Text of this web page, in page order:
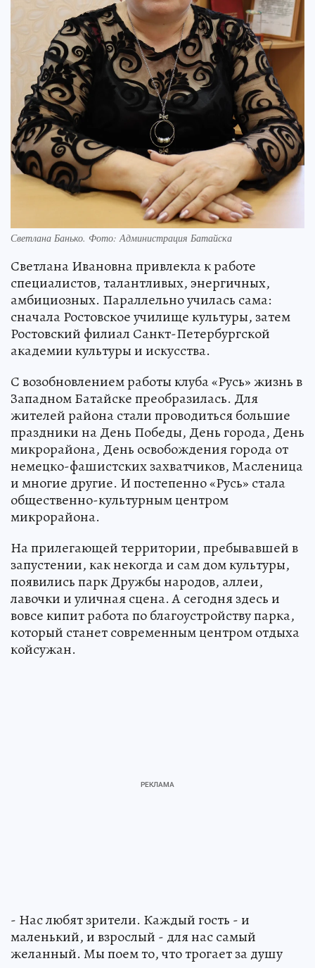
Светлана Банько. Фото: Администрация Батайска
Светлана Ивановна привлекла к работе
специалистов, талантливых, энергичных,
амбициозных. Параллельно училась сама:
сначала Ростовское училище культуры, затем
Ростовский филиал Санкт-Петербургской
академии культуры и искусства.
С возобновлением работы клуба «Русь» жизнь в
Западном Батайске преобразилась. Для
жителей района стали проводиться большие
праздники на День Победы, День города, День
микрорайона, День освобождения города от
немецко-фашистских захватчиков, Масленица
и многие другие. И постепенно «Русь» стала
общественно-культурным центром
микрорайона.
На прилегающей территории, пребывавшей в
запустении, как некогда и сам дом культуры,
появились парк Дружбы народов, аллеи,
лавочки и уличная сцена. А сегодня здесь и
вовсе кипит работа по благоустройству парка,
который станет современным центром отдыха
койсужан.
- Нас любят зрители. Каждый гость - и
маленький, и взрослый - для нас самый
желанный. Мы поем то, что трогает за душу